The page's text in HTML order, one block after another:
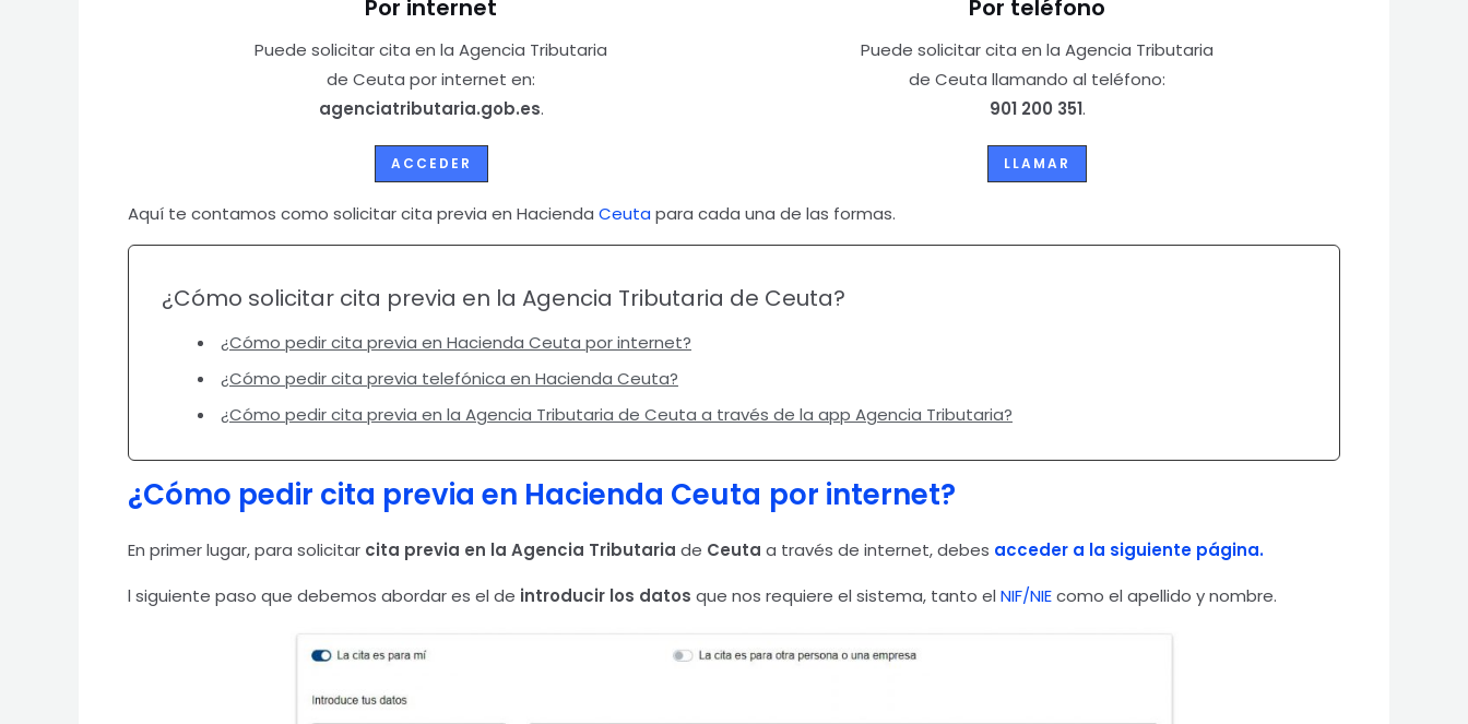
Por internet
Puede solicitar cita en la Agencia Tributaria
de Ceuta por internet en:
agenciatributaria.gob.es.
ACCEDER
Por teléfono
Puede solicitar cita en la Agencia Tributaria
de Ceuta llamando al teléfono:
901 200 351.
LLAMAR
Aquí te contamos como solicitar cita previa en Hacienda Ceutapara cada una de las formas.
¿Cómo solicitar cita previa en la Agencia Tributaria de Ceuta?
¿Cómo pedir cita previa en Hacienda Ceuta por internet?
¿Cómo pedir cita previa telefónica en Hacienda Ceuta?
¿Cómo pedir cita previa en la Agencia Tributaria de Ceuta a través de la app Agencia Tributaria?
¿Cómo pedir cita previa en Hacienda Ceuta por internet?
En primer lugar, para solicitar cita previa en la Agencia Tributaria de Ceuta a través de internet, debes acceder a la siguiente página.
l siguiente paso que debemos abordar es el de introducir los datos que nos requiere el sistema, tanto el NIF/NIEcomo el apellido y nombre.